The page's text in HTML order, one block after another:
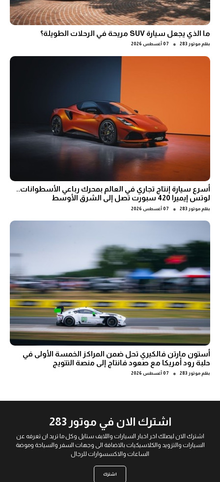
ما الذي يجعل سيارة SUV مريحة في الرحلات الطويلة؟
بقلم موتور 283 ● 07 أغسطس 2026
أسرع سيارة إنتاج تجاري في العالم بمحرك رباعي الأسطوانات..
لوتس إيميرا 420 سبورت تصل إلى الشرق الأوسط
بقلم موتور 283 ● 07 أغسطس 2026
أستون مارتن فالكيري تحل ضمن المراكز الخمسة الأولى في
حلبة رود أمريكا مع صعود فانتاج إلى منصة التتويج
بقلم موتور 283 ● 07 أغسطس 2026
اشترك الان في موتور 283
اشترك الان ليصلك اخر اخبار السيارات واللايف ستايل وكل ما تريد ان تعرفه عن
السيارات والتزويد والكلاسيكيات بالاضافة الى وجهات السفر والسياحة وموضة
الساعات والاكسسوارات للرجال
اشترك